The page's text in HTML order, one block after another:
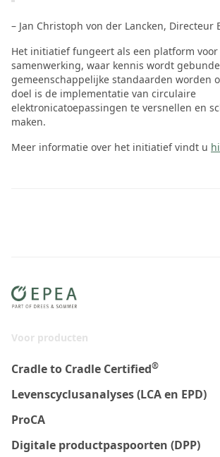
– Jan Christoph von der Lancken, Directeur
Het initiatief fungeert als een platform
samenwerking, waar kennis wordt
gemeenschappelijke standaarden worden
doel is de implementatie van circulaire
elektronicatoepassingen te versnellen en
maken.
Meer informatie over het initiatief vindt u
Voor producten
Cradle to Cradle Certified®
Levenscyclusanalyses (LCA en EPD)
ProCA
Digitale productpaspoorten (DPP)